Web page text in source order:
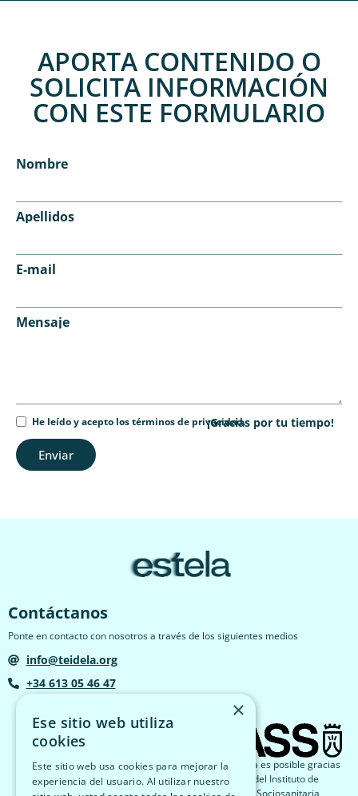
APORTA CONTENIDO O
SOLICITA INFORMACIÓN
CON ESTE FORMULARIO
Nombre
Apellidos
E-mail
Mensaje
He leído y acepto los términos de privacidad.
Enviar
¡Gracias por tu tiempo!
Contáctanos
Ponte en contacto con nosotros a través de los siguientes medios
info@teidela.org
+34 613 05 46 47
El proyecto Estela es posible gracias
a la financiación del Instituto de
Atención Social y Sociosanitaria
×
Ese sitio web utiliza
cookies
Este sitio web usa cookies para mejorar la
experiencia del usuario. Al utilizar nuestro